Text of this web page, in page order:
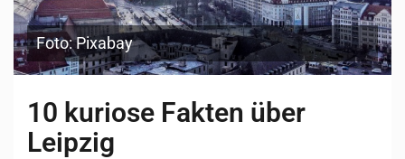
Foto: Pixabay
10 kuriose Fakten über
Leipzig